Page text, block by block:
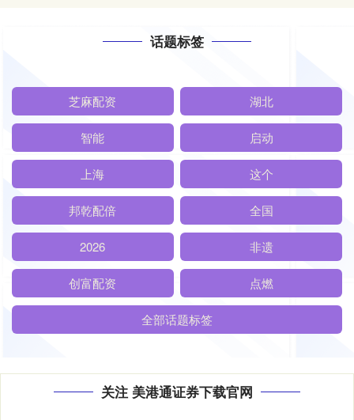
话题标签
芝麻配资 湖北
智能 启动
上海 这个
邦乾配倍 全国
2026 非遗
创富配资 点燃
全部话题标签
关注 美港通证券下载官网